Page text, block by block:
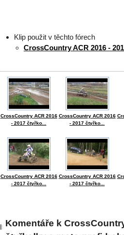
Klip použit v těchto fórech
CrossCountry ACR 2016 -
CrossCountry ACR 2016
- 2017 čtyřko...
CrossCountry ACR 2016
- 2017 čtyřko...
CrossCountry ACR 2016
- 2017 čtyřko...
CrossCountry ACR 2016
- 2017 čtyřko...
Komentáře k